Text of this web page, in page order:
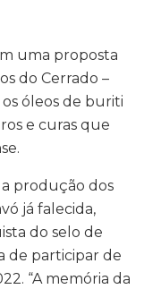
uma proposta
do Cerrado –
óleos de buriti
e curas que
produção dos
já falecida,
do selo de
de participar de
“A memória da